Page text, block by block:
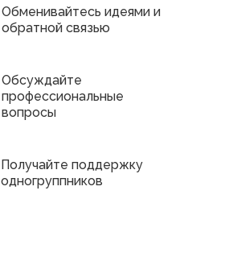
Обменивайтесь идеями и
обратной связью
Обсуждайте
профессиональные
вопросы
Получайте поддержку
одногруппников